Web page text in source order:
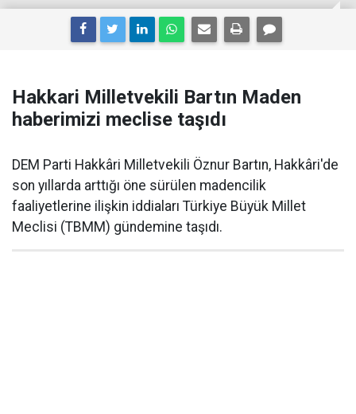
Hakkari Milletvekili Bartın Maden
haberimizi meclise taşıdı
DEM Parti Hakkâri Milletvekili Öznur Bartın, Hakkâri'de
son yıllarda arttığı öne sürülen madencilik
faaliyetlerine ilişkin iddiaları Türkiye Büyük Millet
Meclisi (TBMM) gündemine taşıdı.